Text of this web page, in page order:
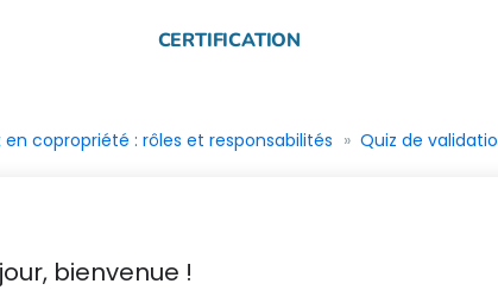
CERTIFICATION
copropriété : rôles et responsabilités Quiz de
bienvenue !